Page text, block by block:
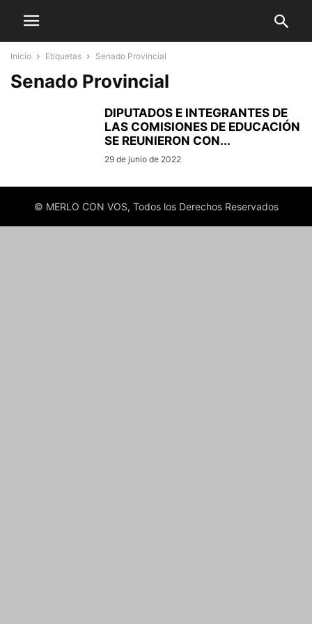
Inicio Etiquetas Senado Provincial
Senado Provincial
DIPUTADOS E INTEGRANTES DE
LAS COMISIONES DE EDUCACIÓN
SE REUNIERON CON...
29 de junio de 2022
© MERLO CON VOS, Todos los Derechos Reservados